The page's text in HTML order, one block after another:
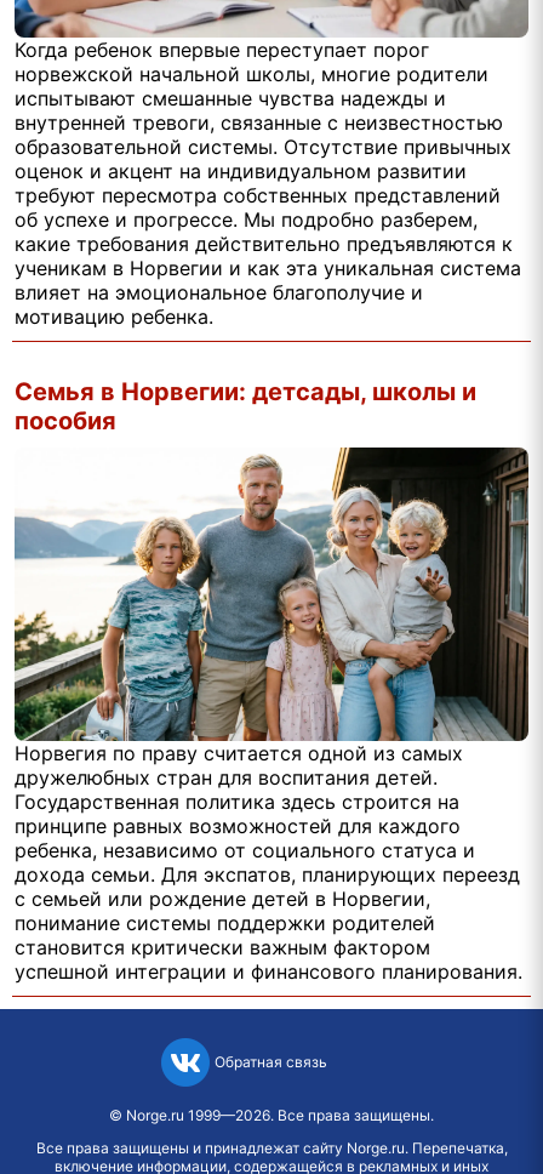
Когда ребенок впервые переступает порог
норвежской начальной школы, многие родители
испытывают смешанные чувства надежды и
внутренней тревоги, связанные с неизвестностью
образовательной системы. Отсутствие привычных
оценок и акцент на индивидуальном развитии
требуют пересмотра собственных представлений
об успехе и прогрессе. Мы подробно разберем,
какие требования действительно предъявляются к
ученикам в Норвегии и как эта уникальная система
влияет на эмоциональное благополучие и
мотивацию ребенка.
Семья в Норвегии: детсады, школы и
пособия
Норвегия по праву считается одной из самых
дружелюбных стран для воспитания детей.
Государственная политика здесь строится на
принципе равных возможностей для каждого
ребенка, независимо от социального статуса и
дохода семьи. Для экспатов, планирующих переезд
с семьей или рождение детей в Норвегии,
понимание системы поддержки родителей
становится критически важным фактором
успешной интеграции и финансового планирования.
Обратная связь
© Norge.ru 1999—2026. Все права защищены.
Все права защищены и принадлежат сайту Norge.ru. Перепечатка,
включение информации, содержащейся в рекламных и иных